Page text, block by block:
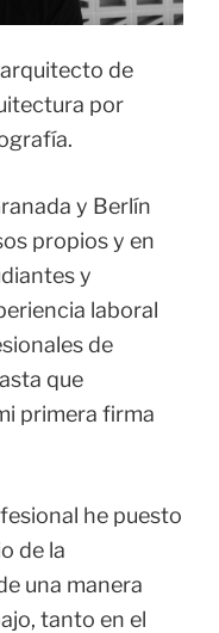
de
por
y Berlín
propios y en
y
laboral
de
que
primera firma
he puesto
de la
una manera
tanto en el